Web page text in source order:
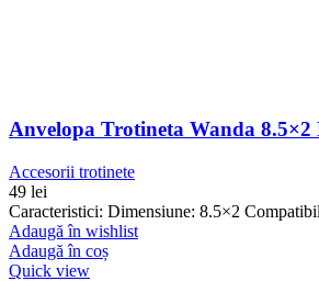
Anvelopa Trotineta Wanda
Accesorii trotinete
49 lei
Caracteristici: Dimensiune: 8.5×2
Adaugă în wishlist
Adaugă în coș
Quick view